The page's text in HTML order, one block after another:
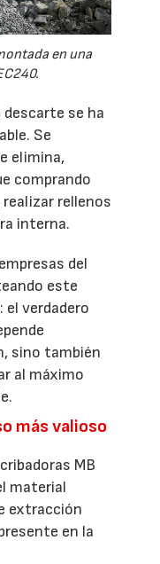
en una
se ha
Se
elimina,
comprando
rellenos
interna.
del
este
el verdadero
sino también
al máximo
más valioso
MB
material
extracción
en la